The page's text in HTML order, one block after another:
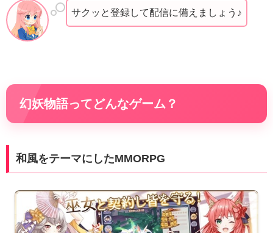
サクッと登録して配信に備えましょう♪
幻妖物語ってどんなゲーム？
和風をテーマにしたMMORPG